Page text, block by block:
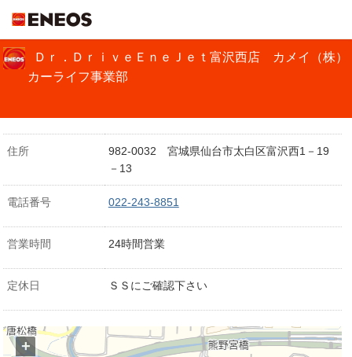
Ｄｒ．ＤｒｉｖｅＥｎｅＪｅｔ富沢西店 カメイ（株）
カーライフ事業部
住所
982-0032 宮城県仙台市太白区富沢西1－19
－13
電話番号 022-243-8851
営業時間 24時間営業
定休日 ＳＳにご確認下さい
+